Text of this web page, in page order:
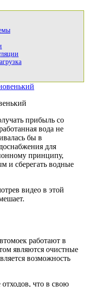
прибыль со
вода не
бы в
для
принципу,
и сберегать водные
видео в этой
работают в
являются очистные
возможность
что в свою